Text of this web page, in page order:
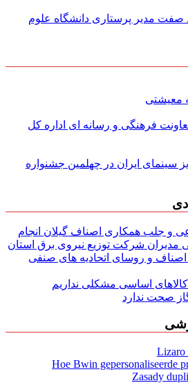
صفت مدیر پرستاری دانشگاه علوم
معیشتی
فرهنگی و رسانه ای اداره کل
سینمای ایران در چهلمین جشنواره
و جلب همکاری اصناف گیلان انجام
مدیران شركت توزیع نیروی برق استان
اصناف و روسای اتحادیه های صنفی
کالاهای اساسی مشکلی نداریم
صحت ندارد
Lizaro
Hoe Bwin gepersonaliseerde
Zasady